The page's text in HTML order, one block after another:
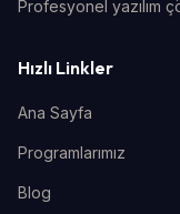
Profesyonel yazılım
Hızlı Linkler
Ana Sayfa
Programlarımız
Blog